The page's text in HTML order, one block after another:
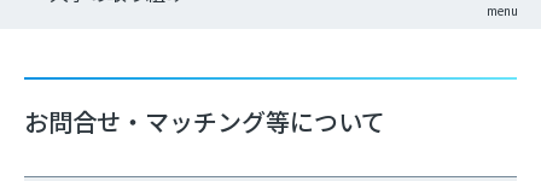
お問合せ・マッチング等について